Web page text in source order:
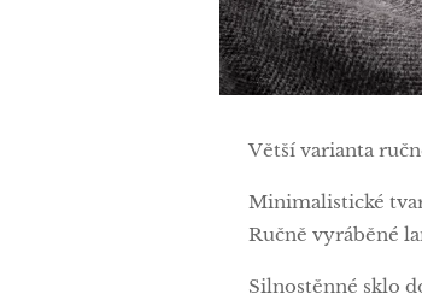
Větší varianta
Minimalistické
Ručně vyráběné
Silnostěnné sklo